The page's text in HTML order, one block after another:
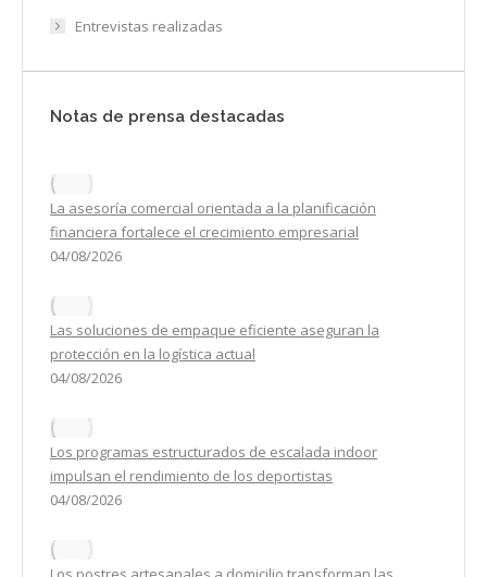
Entrevistas realizadas
Notas de prensa destacadas
La asesoría comercial orientada a la planificación
financiera fortalece el crecimiento empresarial
04/08/2026
Las soluciones de empaque eficiente aseguran la
protección en la logística actual
04/08/2026
Los programas estructurados de escalada indoor
impulsan el rendimiento de los deportistas
04/08/2026